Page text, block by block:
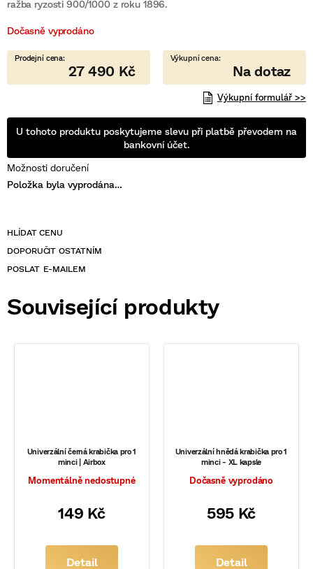
Dočasně vyprodáno
Možnosti doručení
Položka byla vyprodána…
ražba ryzosti 900/1000 z roku 1896.
POSLAT
0,0
5
27 490 Kč
Výkupní formulář >>
U tohoto produktu poskytujeme slevu při platbě převodem na
bankovní účet.
Související produkty
Univerzální černá krabička pro 1
minci | Airbox
Momentálně nedostupné
149 Kč
Detail
Univerzální hnědá krabička pro 1
minci - XL kapsle
Dočasně vyprodáno
595 Kč
Detail